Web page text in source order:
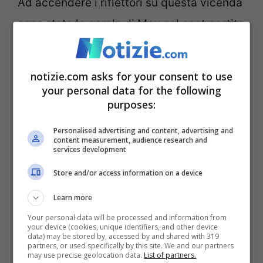
sono state le parole di Mou nel post partita
dove ha definito Karsdorp un “traditore”.
risultato negativo della partita, ma che è
una vera e propria arma a doppio
taglio
: la Roma, infatti, non riesce a cedere
il calciatore.
Roma, Karsdorp sempre in
uscita: Juve più lontana
Come vi abbiamo detto,lo sfogo di
notizie.com asks for your consent to use
your personal data for the following
purposes:
Personalised advertising and content, advertising and
content measurement, audience research and
services development
Store and/or access information on a device
Learn more
Your personal data will be processed and information from
your device (cookies, unique identifiers, and other device
data) may be stored by, accessed by and shared with 319
partners, or used specifically by this site. We and our partners
may use precise geolocation data. List of partners.